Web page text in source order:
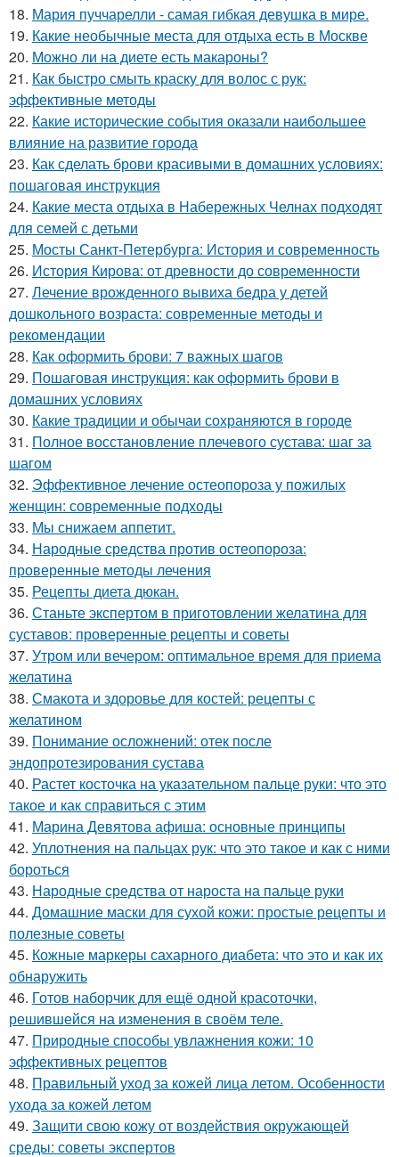
18. Мария пуччарелли - самая гибкая девушка в мире.
19. Какие необычные места для отдыха есть в Москве
20. Можно ли на диете есть макароны?
21. Как быстро смыть краску для волос с рук:
эффективные методы
22. Какие исторические события оказали наибольшее
влияние на развитие города
23. Как сделать брови красивыми в домашних условиях:
пошаговая инструкция
24. Какие места отдыха в Набережных Челнах подходят
для семей с детьми
25. Мосты Санкт-Петербурга: История и современность
26. История Кирова: от древности до современности
27. Лечение врожденного вывиха бедра у детей
дошкольного возраста: современные методы и
рекомендации
28. Как оформить брови: 7 важных шагов
29. Пошаговая инструкция: как оформить брови в
домашних условиях
30. Какие традиции и обычаи сохраняются в городе
31. Полное восстановление плечевого сустава: шаг за
шагом
32. Эффективное лечение остеопороза у пожилых
женщин: современные подходы
33. Мы снижаем аппетит.
34. Народные средства против остеопороза:
проверенные методы лечения
35. Рецепты диета дюкан.
36. Станьте экспертом в приготовлении желатина для
суставов: проверенные рецепты и советы
37. Утром или вечером: оптимальное время для приема
желатина
38. Смакота и здоровье для костей: рецепты с
желатином
39. Понимание осложнений: отек после
эндопротезирования сустава
40. Растет косточка на указательном пальце руки: что это
такое и как справиться с этим
41. Марина Девятова афиша: основные принципы
42. Уплотнения на пальцах рук: что это такое и как с ними
бороться
43. Народные средства от нароста на пальце руки
44. Домашние маски для сухой кожи: простые рецепты и
полезные советы
45. Кожные маркеры сахарного диабета: что это и как их
обнаружить
46. Готов наборчик для ещё одной красоточки,
решившейся на изменения в своём теле.
47. Природные способы увлажнения кожи: 10
эффективных рецептов
48. Правильный уход за кожей лица летом. Особенности
ухода за кожей летом
49. Защити свою кожу от воздействия окружающей
среды: советы экспертов